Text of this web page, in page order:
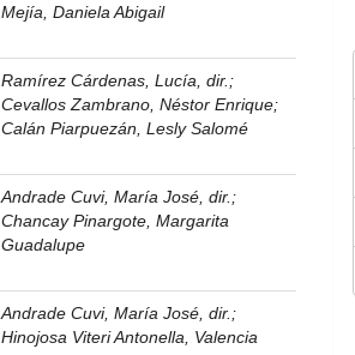
Mejía, Daniela Abigail
Ramírez Cárdenas, Lucía, dir. ;
Cevallos Zambrano, Néstor Enrique;
Calán Piarpuezán, Lesly Salomé
Andrade Cuvi, María José, dir. ;
Chancay Pinargote, Margarita
Guadalupe
Andrade Cuvi, María José, dir. ;
Hinojosa Viteri Antonella, Valencia